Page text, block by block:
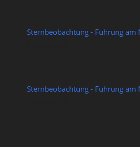
Sternbeobachtung - Führung am
Sternbeobachtung - Führung am